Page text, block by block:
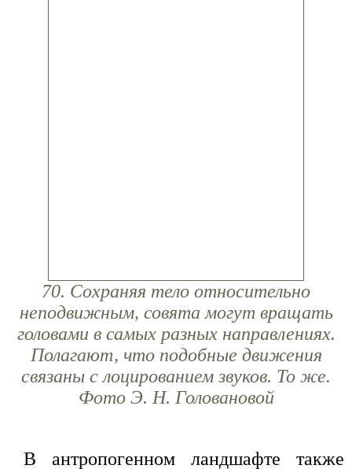
70. Сохраняя тело относительно
неподвижным, совята могут вращать
головами в самых разных направлениях.
Полагают, что подобные движения
связаны с лоцированием звуков. То же.
Фото Э. Н. Головановой
В антропогенном ландшафте также